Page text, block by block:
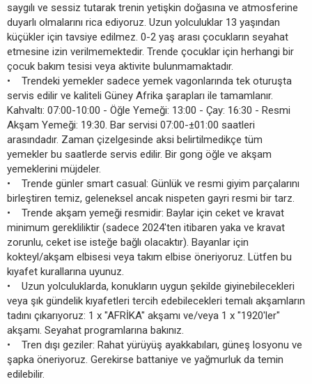
saygılı ve sessiz tutarak trenin yetişkin doğasına ve atmosferine
duyarlı olmalarını rica ediyoruz. Uzun yolculuklar 13 yaşından
küçükler için tavsiye edilmez. 0-2 yaş arası çocukların seyahat
etmesine izin verilmemektedir. Trende çocuklar için herhangi bir
çocuk bakım tesisi veya aktivite bulunmamaktadır.
• Trendeki yemekler sadece yemek vagonlarında tek oturuşta
servis edilir ve kaliteli Güney Afrika şarapları ile tamamlanır.
Kahvaltı: 07:00-10:00 - Öğle Yemeği: 13:00 - Çay: 16:30 - Resmi
Akşam Yemeği: 19:30. Bar servisi 07:00-±01:00 saatleri
arasındadır. Zaman çizelgesinde aksi belirtilmedikçe tüm
yemekler bu saatlerde servis edilir. Bir gong öğle ve akşam
yemeklerini müjdeler.
• Trende günler smart casual: Günlük ve resmi giyim parçalarını
birleştiren temiz, geleneksel ancak nispeten gayri resmi bir tarz.
• Trende akşam yemeği resmidir: Baylar için ceket ve kravat
minimum gerekliliktir (sadece 2024'ten itibaren yaka ve kravat
zorunlu, ceket ise isteğe bağlı olacaktır). Bayanlar için
kokteyl/akşam elbisesi veya takım elbise öneriyoruz. Lütfen bu
kıyafet kurallarına uyunuz.
• Uzun yolculuklarda, konukların uygun şekilde giyinebilecekleri
veya şık gündelik kıyafetleri tercih edebilecekleri temalı akşamların
tadını çıkarıyoruz: 1 x "AFRİKA" akşamı ve/veya 1 x "1920'ler"
akşamı. Seyahat programlarına bakınız.
• Tren dışı geziler: Rahat yürüyüş ayakkabıları, güneş losyonu ve
şapka öneriyoruz. Gerekirse battaniye ve yağmurluk da temin
edilebilir.